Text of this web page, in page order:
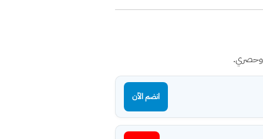
وحصري.
انضم الآن